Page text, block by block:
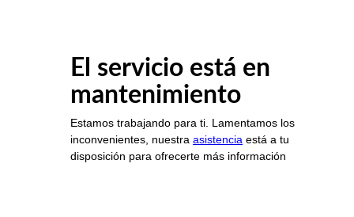
El servicio está en
mantenimiento
Estamos trabajando para ti. Lamentamos los
inconvenientes, nuestra asistencia está a tu
disposición para ofrecerte más información